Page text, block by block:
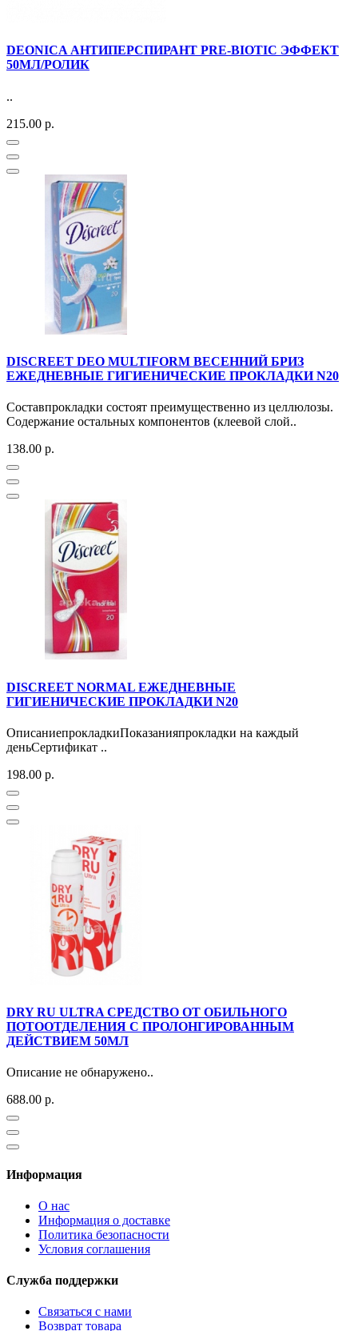
DEONICA АНТИПЕРСПИРАНТ PRE-BIOTIC ЭФФЕКТ
50МЛ/РОЛИК
..
215.00 р.
DISCREET DEO MULTIFORM ВЕСЕННИЙ БРИЗ
ЕЖЕДНЕВНЫЕ ГИГИЕНИЧЕСКИЕ ПРОКЛАДКИ N20
Составпрокладки состоят преимущественно из целлюлозы.
Содержание остальных компонентов (клеевой слой..
138.00 р.
DISCREET NORMAL ЕЖЕДНЕВНЫЕ
ГИГИЕНИЧЕСКИЕ ПРОКЛАДКИ N20
ОписаниепрокладкиПоказанияпрокладки на каждый
деньСертификат ..
198.00 р.
DRY RU ULTRA СРЕДСТВО ОТ ОБИЛЬНОГО
ПОТООТДЕЛЕНИЯ С ПРОЛОНГИРОВАННЫМ
ДЕЙСТВИЕМ 50МЛ
Описание не обнаружено..
688.00 р.
Информация
О нас
Информация о доставке
Политика безопасности
Условия соглашения
Служба поддержки
Связаться с нами
Возврат товара